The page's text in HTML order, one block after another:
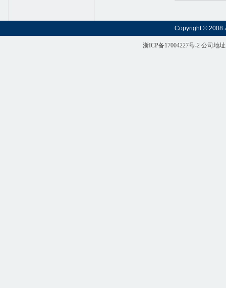
Copyright © 2008
浙ICP备17004227号-2 公司地